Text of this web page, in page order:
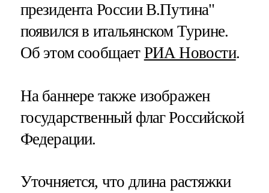
президента России В.Путина"
появился в итальянском Турине.
Об этом сообщает РИА Новости.
На баннере также изображен
государственный флаг Российской
Федерации.
Уточняется, что длина растяжки